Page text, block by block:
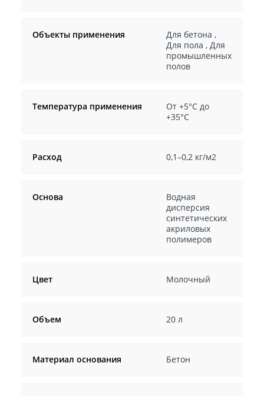
Объекты применения Для бетона ,
Для пола , Для
промышленных
полов
Температура применения
От +5°С до
+35°С
Расход 0,1–0,2 кг/м2
Основа
Водная
дисперсия
синтетических
акриловых
полимеров
Цвет Молочный
Объем 20 л
Материал основания Бетон